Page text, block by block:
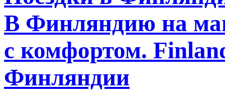
В Финляндию на
с комфортом.
Финляндии